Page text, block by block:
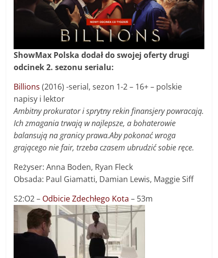
ShowMax Polska dodał do swojej oferty drugi
odcinek 2. sezonu serialu:
Billions (2016) -serial, sezon 1-2 – 16+ – polskie
napisy i lektor
Ambitny prokurator i sprytny rekin finansjery powracają.
Ich zmagania trwają w najlepsze, a bohaterowie
balansują na granicy prawa.Aby pokonać wroga
grającego nie fair, trzeba czasem ubrudzić sobie ręce.
Reżyser: Anna Boden, Ryan Fleck
Obsada: Paul Giamatti, Damian Lewis, Maggie Siff
S2:O2 – Odbicie Zdechłego Kota – 53m